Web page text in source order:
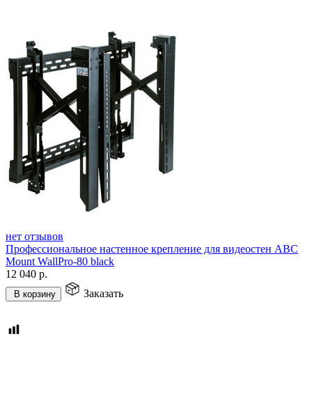
нет отзывов
Профессиональное настенное крепление для видеостен ABC
Mount WallPro-80 black
12 040 р.
В корзину Заказать